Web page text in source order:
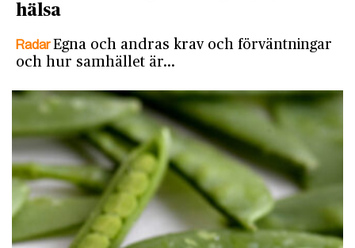
hälsa
RadarEgna och andras krav och förväntningar
och hur samhället är…